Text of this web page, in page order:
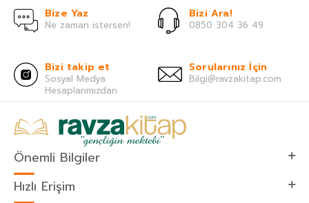
Bize Yaz
Ne zaman istersen!
Bizi Ara!
0850 304 36 49
Bizi takip et
Sosyal Medya
Hesaplarımızdan
Sorularınız İçin
Bilgi@ravzakitap.com
Önemli Bilgiler
Hızlı Erişim